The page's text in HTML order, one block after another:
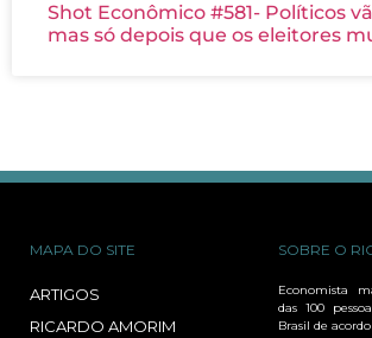
Shot Econômico #581- Políticos
mas só depois que os eleitores
MAPA DO SITE
ARTIGOS
RICARDO AMORIM
SOBRE O
Economista
das 100
Brasil de